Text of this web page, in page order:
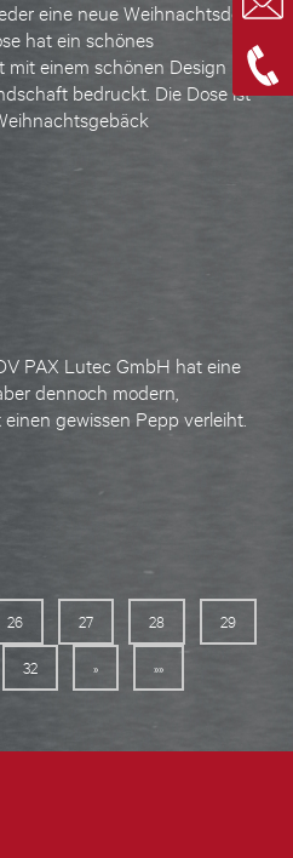
eine neue Weihnachtsdose
hat ein schönes
einem schönen Design in
bedruckt. Die Dose ist
PAX Lutec GmbH hat eine
dennoch modern,
gewissen Pepp verleiht.
26 27 28 29
32 » »»